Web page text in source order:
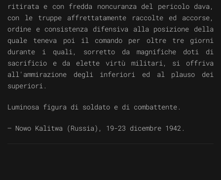
ritirata e con fredda noncuranza del pericolo dava,
con le truppe affrettatamente raccolte ed accorse,
ordine e consistenza difensiva alla posizione della
quale teneva poi il comando per oltre tre giorni
durante i quali, sorretto da magnifiche doti di
sacrificio e da elette virtù militari, si offriva
all'ammirazione degli inferiori ed al plauso dei
superiori.
Luminosa figura di soldato e di combattente.
— Nowo Kalitwa (Russia), 19-23 dicembre 1942.